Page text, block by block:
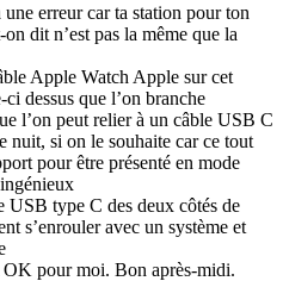
erreur car ta station pour ton
dit n’est pas la même que la
Apple Watch Apple sur cet
dessus que l’on branche
l’on peut relier à un câble USB C
nuit, si on le souhaite car ce tout
pour être présenté en mode
USB type C des deux côtés de
s’enrouler avec un système et
OK pour moi. Bon après-midi.